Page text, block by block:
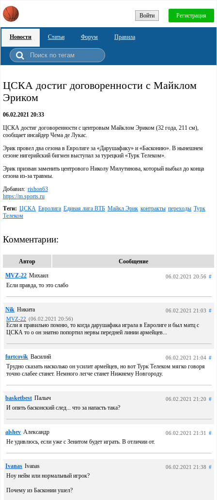
Войти Регистрация
Новости Статьи Форум Правила
ЦСКА достиг договоренности с Майклом
Эриком
06.02.2021 20:33
ЦСКА достиг договоренности с центровым Майклом Эриком (32 года, 211 см),
сообщает инсайдер Чема де Лукас.
Эрик провел два сезона в Евролиге за «Дарушафаку» и «Басконию». В нынешнем
сезоне нигерийский бигмен выступал за турецкий «Турк Телеком».
Эрик призван заменить центрового Николу Милутинова, который выбыл до конца
сезона из-за травмы.
Добавил: rishon63
https://m.sports.ru
Теги: ЦСКА Евролига Единая лига ВТБ Майкл Эрик контракты переходы Турк
Телеком
Комментарии:
Автор Сообщение
MVZ-22 Михаил 06.02.2021 20:56 #
Если правда, то это слабо
Nik Никита 06.02.2021 21:03 #
MVZ-22 (06.02.2021 20:56)
Если я правильно помню, то когда дарушафака играла в Евролиге и был матц с
ЦСКА то о он знатно попортил нервы передней линии армейцев...
furtcovik Василий 06.02.2021 21:04 #
Трудно сказать насколько он усилит армейцев, но вот Турк Телеком мягко говоря
точно слабее станет. Немного легче станет Нижнему Новгороду.
basketbest Палыч 06.02.2021 21:20 #
И опять басконский след... что за напасть така?
alshev Александр 06.02.2021 21:31 #
Не удивлюсь, если уже с Зенитом будет играть. В отличии от.
Ivanas Ivanas 06.02.2021 21:38 #
Ноу нейм или нормальный игрок?
Почему из Басконии ушел?